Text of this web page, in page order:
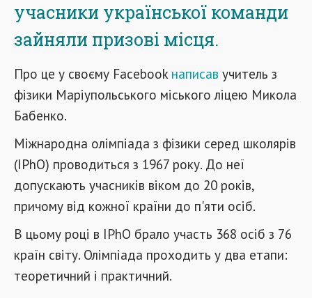
учасники української команди
зайняли призові місця.
Про це у своєму Facebook написав учитель з
фізики Маріупольського міського ліцею Микола
Бабенко.
Міжнародна олімпіада з фізики серед школярів
(IPhO) проводиться з 1967 року. До неї
допускають учасників віком до 20 років,
причому від кожної країни до п'яти осіб.
В цьому році в IPhO брало участь 368 осіб з 76
країн світу. Олімпіада проходить у два етапи:
теоретичний і практичний.